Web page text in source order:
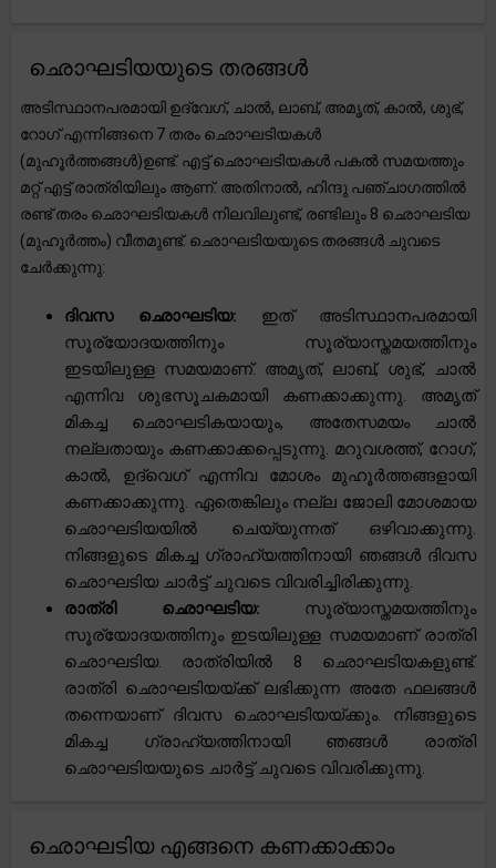
ഛൊഘടിയയുടെ തരങ്ങൾ
അടിസ്ഥാനപരമായി ഉദ്വേഗ്, ചാൽ, ലാബ്, അമൃത്, കാൽ, ശുഭ്,
റോഗ് എന്നിങ്ങനെ 7 തരം ഛൊഘടിയകൾ
(മുഹൂർത്തങ്ങൾ)ഉണ്ട്. എട്ട് ഛൊഘടിയകൾ പകൽ സമയത്തും
മറ്റ് എട്ട് രാത്രിയിലും ആണ്. അതിനാൽ, ഹിന്ദു പഞ്ചാഗത്തിൽ
രണ്ട് തരം ഛൊഘടിയകൾ നിലവിലുണ്ട്, രണ്ടിലും 8 ഛൊഘടിയ
(മുഹൂർത്തം) വീതമുണ്ട്. ഛൊഘടിയയുടെ തരങ്ങൾ ചുവടെ
ചേർക്കുന്നു:
ദിവസ ഛൊഘടിയ: ഇത് അടിസ്ഥാനപരമായി
സൂര്യോദയത്തിനും സൂര്യാസ്തമയത്തിനും
ഇടയിലുള്ള സമയമാണ്. അമൃത്, ലാബ്, ശുഭ്, ചാൽ
എന്നിവ ശുഭസൂചകമായി കണക്കാക്കുന്നു. അമൃത്
മികച്ച ഛൊഘടികയായും, അതേസമയം ചാൽ
നല്ലതായും കണക്കാക്കപ്പെടുന്നു. മറുവശത്ത്, റോഗ്,
കാൽ, ഉദ്‌വെഗ് എന്നിവ മോശം മുഹൂർത്തങ്ങളായി
കണക്കാക്കുന്നു. ഏതെങ്കിലും നല്ല ജോലി മോശമായ
ഛൊഘടിയയിൽ ചെയ്യുന്നത് ഒഴിവാക്കുന്നു.
നിങ്ങളുടെ മികച്ച ഗ്രാഹ്യത്തിനായി ഞങ്ങൾ ദിവസ
ഛൊഘടിയ ചാർട്ട് ചുവടെ വിവരിച്ചിരിക്കുന്നു.
രാത്രി ഛൊഘടിയ: സൂര്യാസ്തമയത്തിനും
സൂര്യോദയത്തിനും ഇടയിലുള്ള സമയമാണ് രാത്രി
ഛൊഘടിയ. രാത്രിയിൽ 8 ഛൊഘടിയകളുണ്ട്.
രാത്രി ഛൊഘടിയയ്ക്ക് ലഭിക്കുന്ന അതേ ഫലങ്ങൾ
തന്നെയാണ് ദിവസ ഛൊഘടിയയ്ക്കും. നിങ്ങളുടെ
മികച്ച ഗ്രാഹ്യത്തിനായി ഞങ്ങൾ രാത്രി
ഛൊഘടിയയുടെ ചാർട്ട് ചുവടെ വിവരിക്കുന്നു.
ഛൊഘടിയ എങ്ങനെ കണക്കാക്കാം